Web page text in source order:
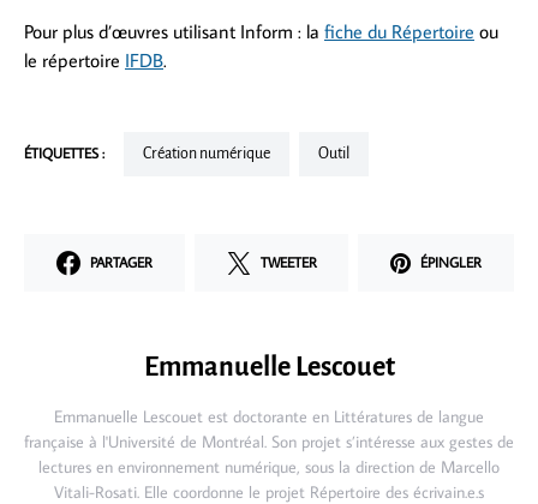
Pour plus d’œuvres utilisant Inform : la fiche du Répertoire ou
le répertoire IFDB.
ÉTIQUETTES : Création numérique Outil
PARTAGER TWEETER ÉPINGLER
Emmanuelle Lescouet
Emmanuelle Lescouet est doctorante en Littératures de langue
française à l'Université de Montréal. Son projet s’intéresse aux gestes de
lectures en environnement numérique, sous la direction de Marcello
Vitali-Rosati. Elle coordonne le projet Répertoire des écrivain.e.s